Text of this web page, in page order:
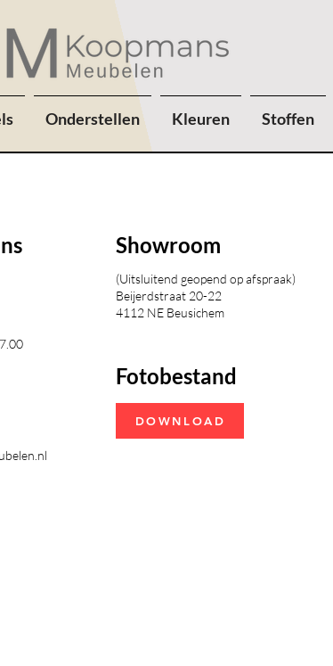
Onderstellen Kleuren Stoffen
Showroom
(Uitsluitend geopend op afspraak)
Beijerdstraat 20-22
4112 NE Beusichem
Fotobestand
DOWNLOAD